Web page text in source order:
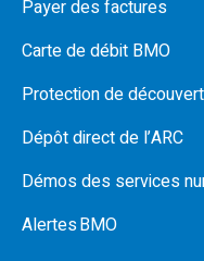
Payer des factures
Carte de débit BMO
Protection de découvert
Dépôt direct de l’ARC
Démos des services
Alertes BMO